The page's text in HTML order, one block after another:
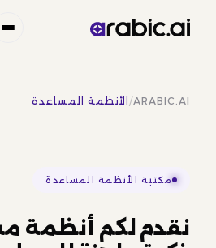
ARABIC.AI
/الأنظمة المساعدة
مكتبة الأنظمة المساعدة
نقدم لكم أنظمة